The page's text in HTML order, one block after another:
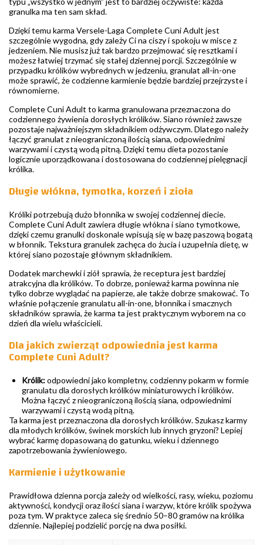
granulka ma ten sam skład.
Dzięki temu karma Versele-Laga Complete Cuni Adult jest
szczególnie wygodna, gdy zależy Ci na ciszy i spokoju w misce z
jedzeniem. Nie musisz już tak bardzo przejmować się resztkami i
możesz łatwiej trzymać się stałej dziennej porcji. Szczególnie w
przypadku królików wybrednych w jedzeniu, granulat all-in-one
może sprawić, że codzienne karmienie będzie bardziej przejrzyste i
równomierne.
Complete Cuni Adult to karma granulowana przeznaczona do
codziennego żywienia dorosłych królików. Siano również zawsze
pozostaje najważniejszym składnikiem odżywczym. Dlatego należy
łączyć granulat z nieograniczoną ilością siana, odpowiednimi
warzywami i czystą wodą pitną. Dzięki temu dieta pozostanie
logicznie uporządkowana i dostosowana do codziennej pielęgnacji
królika.
Długie włókna, tymotka, korzeń i zioła
Króliki potrzebują dużo błonnika w swojej codziennej diecie.
Complete Cuni Adult zawiera długie włókna i siano tymotkowe,
dzięki czemu granulki doskonale wpisują się w bazę paszową bogatą
w błonnik. Tekstura granulek zachęca do żucia i uzupełnia dietę, w
której siano pozostaje głównym składnikiem.
Dodatek marchewki i ziół sprawia, że receptura jest bardziej
atrakcyjna dla królików. To dobrze, ponieważ karma powinna nie
tylko dobrze wyglądać na papierze, ale także dobrze smakować. To
właśnie połączenie granulatu all-in-one, błonnika i smacznych
składników sprawia, że karma ta jest praktycznym wyborem na co
dzień dla wielu właścicieli.
Dla jakich zwierząt odpowiednia jest karma
Complete Cuni Adult?
Królik:odpowiedni jako kompletny, codzienny pokarm w formie
granulatu dla dorosłych królików miniaturowych i królików.
Można łączyć z nieograniczoną ilością siana, odpowiednimi
warzywami i czystą wodą pitną.
Ta karma jest przeznaczona dla dorosłych królików. Szukasz karmy
dla młodych królików, świnek morskich lub innych gryzoni? Lepiej
wybrać karmę dopasowaną do gatunku, wieku i dziennego
zapotrzebowania żywieniowego.
Karmienie i użytkowanie
Prawidłowa dzienna porcja zależy od wielkości, rasy, wieku, poziomu
aktywności, kondycji oraz ilości siana i warzyw, które królik spożywa
poza tym. W praktyce zaleca się średnio 50–80 gramów na królika
dziennie. Najlepiej podzielić porcję na dwa posiłki.